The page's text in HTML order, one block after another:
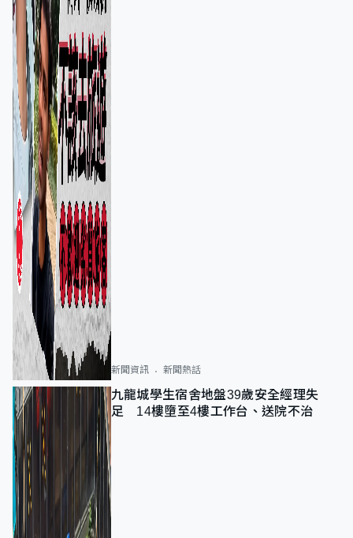
新聞資訊 新聞熱話
九龍城學生宿舍地盤39歲安全經理失
足 14樓墮至4樓工作台、送院不治